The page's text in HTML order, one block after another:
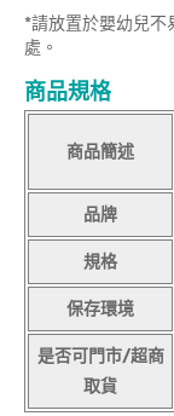
*請放置於嬰幼兒不
處。
商品規格
商品簡述
品牌
規格
保存環境
是否可門市/超商
取貨